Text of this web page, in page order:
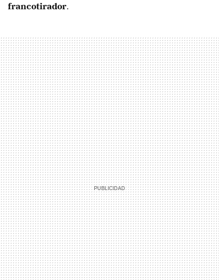
francotirador.